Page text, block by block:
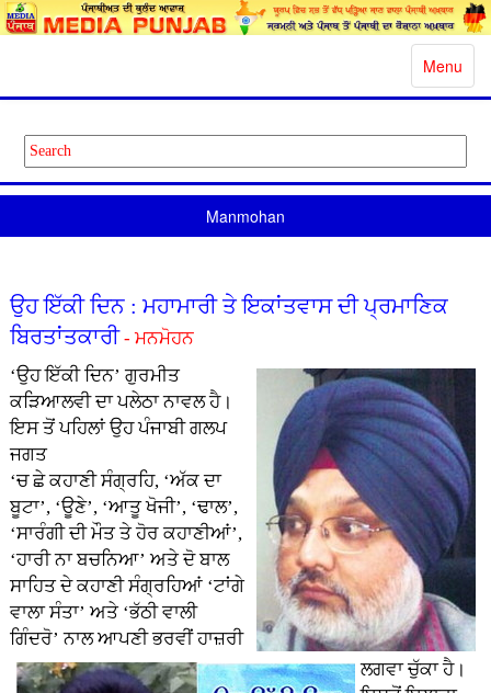
Toggle
Menu
Manmohan
ਉਹ ਇੱਕੀ ਦਿਨ : ਮਹਾਮਾਰੀ ਤੇ ਇਕਾਂਤਵਾਸ ਦੀ ਪ੍ਰਮਾਣਿਕ
ਬਿਰਤਾਂਤਕਾਰੀ- ਮਨਮੋਹਨ
‘ਉਹ ਇੱਕੀ ਦਿਨ’ ਗੁਰਮੀਤ
ਕੜਿਆਲਵੀ ਦਾ ਪਲੇਠਾ ਨਾਵਲ ਹੈ।
ਇਸ ਤੋਂ ਪਹਿਲਾਂ ਉਹ ਪੰਜਾਬੀ ਗਲਪ
ਜਗਤ
‘ਚ ਛੇ ਕਹਾਣੀ ਸੰਗ੍ਰਹਿ, ‘ਅੱਕ ਦਾ
ਬੂਟਾ’, ‘ਊਣੇ’, ‘ਆਤੂ ਖੋਜੀ’, ‘ਢਾਲ’,
‘ਸਾਰੰਗੀ ਦੀ ਮੌਤ ਤੇ ਹੋਰ ਕਹਾਣੀਆਂ’,
‘ਹਾਰੀ ਨਾ ਬਚਨਿਆ’ ਅਤੇ ਦੋ ਬਾਲ
ਸਾਹਿਤ ਦੇ ਕਹਾਣੀ ਸੰਗ੍ਰਹਿਆਂ ‘ਟਾਂਗੇ
ਵਾਲਾ ਸੰਤਾ’ ਅਤੇ ‘ਭੱਠੀ ਵਾਲੀ
ਗਿੰਦਰੋ’ ਨਾਲ ਆਪਣੀ ਭਰਵੀਂ ਹਾਜ਼ਰੀ
ਲਗਵਾ ਚੁੱਕਾ ਹੈ।